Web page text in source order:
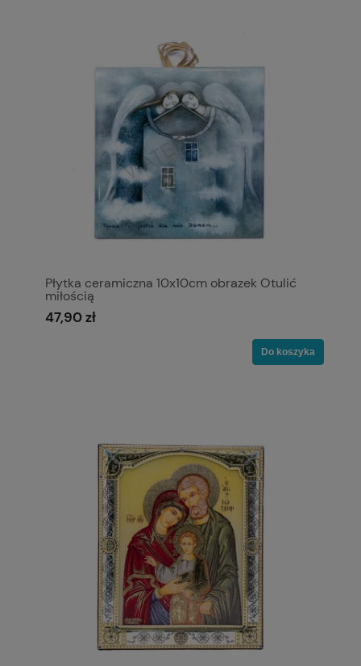
Płytka ceramiczna 10x10cm obrazek Otulić
miłością
47,90 zł
Do koszyka